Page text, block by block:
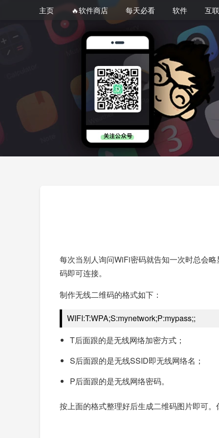
主页 🔥软件商店 每天必看 软件 互
每次当别人询问WiFi密码就告知一次时总会
码即可连接。
制作无线二维码的格式如下：
WIFI:T:WPA;S:mynetwork;P:mypass;;
T后面跟的是无线网络加密方式；
S后面跟的是无线SSID即无线网络名；
P后面跟的是无线网络密码。
按上面的格式整理好后生成二维码图片即可